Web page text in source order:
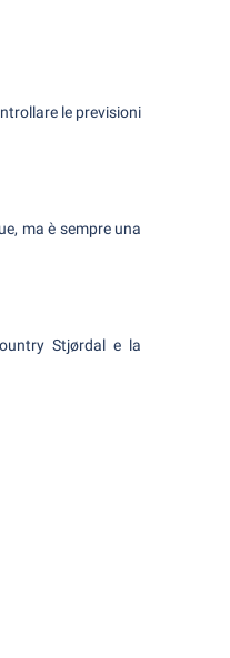
le previsioni
ma è sempre una
Stjørdal e la